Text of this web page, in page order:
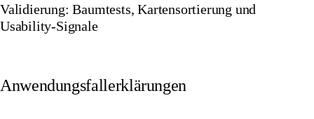
Validierung: Baumtests, Kartensortierung und
Usability-Signale
Anwendungsfallerklärungen